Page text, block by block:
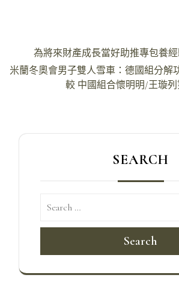
章
為將來財產成長當好助推專包養
米蘭冬奧會男子雙人雪車：德國組分解
較 中國組合懷明明/王璇列
SEARCH
Search